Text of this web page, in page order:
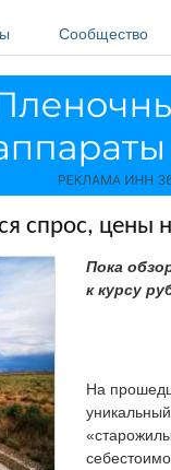
Сообщество
спрос, цены
Пока
к курсу
На